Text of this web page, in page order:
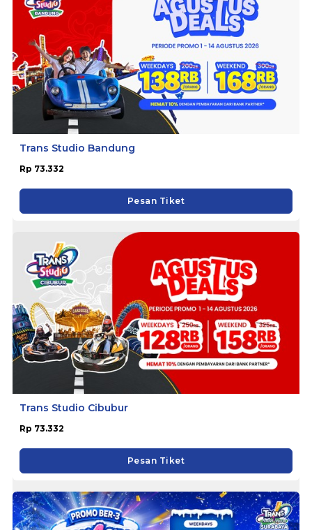
Trans Studio Bandung
Rp 73.332
Pesan Tiket
Trans Studio Cibubur
Rp 73.332
Pesan Tiket